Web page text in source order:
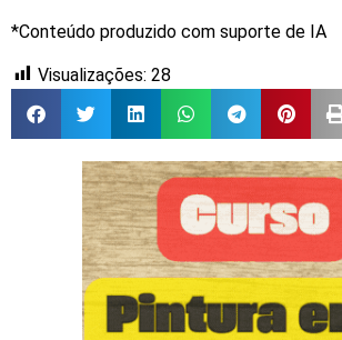
*Conteúdo produzido com suporte de IA
Visualizações: 28